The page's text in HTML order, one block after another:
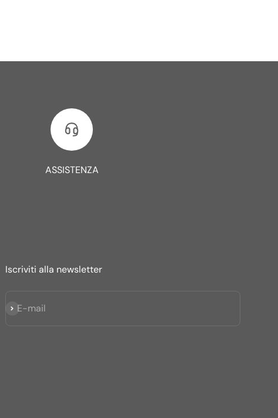
ASSISTENZA
Iscriviti alla newsletter
E-mail
Iscriviti alla newsletter